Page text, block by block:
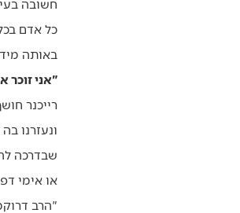
חשובה
כל אדם
באותה
"אני זוכר
רייכנר
ונעזרנו
שבדרכה
או אימי
"הרב